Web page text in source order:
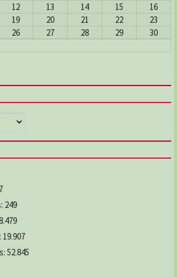
12 13 14 15
16
19 20 21 22
23
26 27 28 29
30
249
19.907
52.845